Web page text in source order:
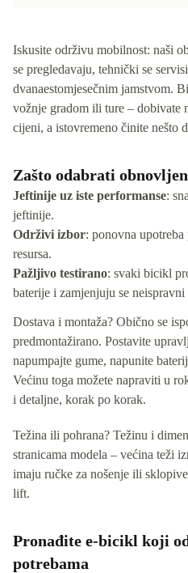
Iskusite održivu mobilnost: naši
se pregledavaju, tehnički se
dvanaestomjesečnim jamstvom.
vožnje gradom ili ture – dobivate
cijeni, a istovremeno činite nešto
Zašto odabrati
Jeftinije uz iste performanse:
jeftinije.
Održivi izbor: ponovna
resursa.
Pažljivo testirano: svaki bicikl
baterije i zamjenjuju se
Dostava i montaža? Obično se
predmontažirano. Postavite
napumpajte gume, napunite
Većinu toga možete napraviti u
i detaljne, korak po korak.
Težina ili pohrana? Težinu i
stranicama modela – većina teži
imaju ručke za nošenje ili
lift.
Pronađite e-bicikl koji
potrebama